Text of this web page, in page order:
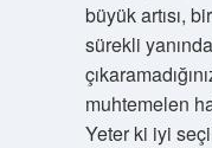
büyük artısı,
sürekli
muhtemelen
Yeter ki iyi